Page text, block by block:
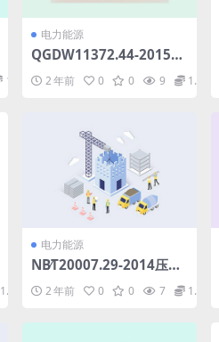
1.98
电力能源
QGDW11372.44-2015国
能力培训规范第44部分：
2 年前 0 0 9 1.98
1.98
电力能源
NB∕T20007.29-2014压水
堆核电厂用不锈钢第29部
分：泵用奥氏体-铁素体双
2 年前 0 0 7 1.98